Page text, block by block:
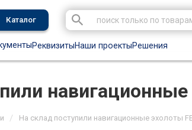
Каталог
РеквизитыНаши проектыРешения
/ На склад поступили навигационные эхолоты